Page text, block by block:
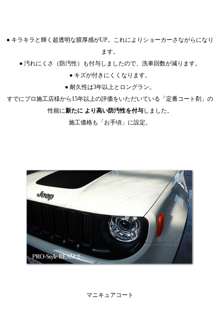
● キラキラと輝く超透明な膜厚感がUP。これによりショーカーさながらになり
ます。
● 汚れにくさ（防汚性）も付与しましたので、洗車回数が減ります。
● キズが付きにくくなります。
● 耐久性は3年以上とロングラン。
すでにプロ施工店様から15年以上の評価をいただいている「定番コート剤」の
性能に新たに より高い防汚性を付与しました。
施工価格も「お手頃」に設定。
マニキュアコート